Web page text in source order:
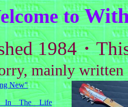
to
1984・
mainly written
New"
In The Life